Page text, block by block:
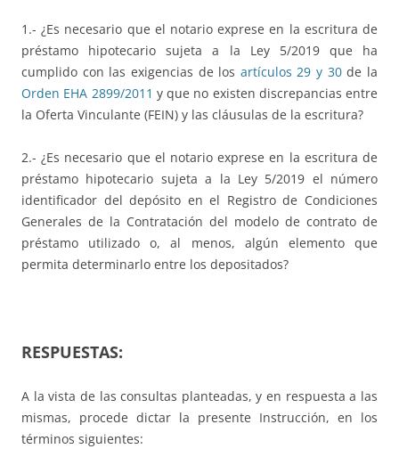
1.- ¿Es necesario que el notario exprese en la escritura de
préstamo hipotecario sujeta a la Ley 5/2019 que ha
cumplido con las exigencias de los artículos 29 y 30de la
Orden EHA 2899/2011 y que no existen discrepancias entre
la Oferta Vinculante (FEIN) y las cláusulas de la escritura?
2.- ¿Es necesario que el notario exprese en la escritura de
préstamo hipotecario sujeta a la Ley 5/2019 el número
identificador del depósito en el Registro de Condiciones
Generales de la Contratación del modelo de contrato de
préstamo utilizado o, al menos, algún elemento que
permita determinarlo entre los depositados?
RESPUESTAS:
A la vista de las consultas planteadas, y en respuesta a las
mismas, procede dictar la presente Instrucción, en los
términos siguientes: